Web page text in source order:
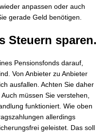
anpassen oder auch
gerade Geld benötigen.
Steuern sparen.
Pensionsfonds darauf,
Von Anbieter zu Anbieter
ausfallen. Achten Sie daher
müssen Sie verstehen,
funktioniert. Wie oben
allerdings
geleistet. Das soll